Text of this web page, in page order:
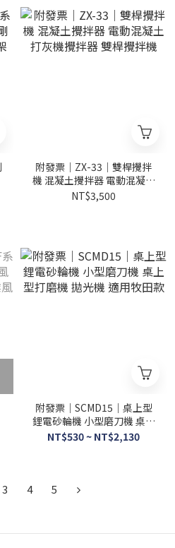
附發票｜ZX-33｜雙桿攪拌
機 混凝土攪拌器 電動混凝土
打灰機攪拌器 雙桿攪拌機
NT$3,500
附發票｜SCMD15｜桌上型
鋰電砂輪機 小型磨刀機 桌上
型打磨機 拋光機 適用牧田款
NT$530 ~ NT$2,130
3 4 5